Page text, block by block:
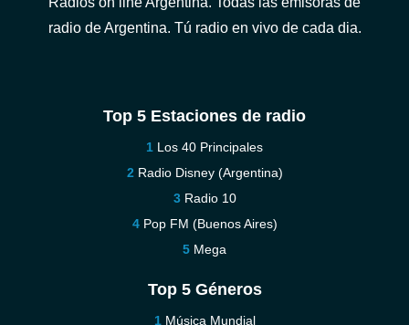
radio de Argentina. Tú radio en vivo de cada dia.
Top 5 Estaciones de radio
Los 40 Principales
Radio Disney (Argentina)
Radio 10
Pop FM (Buenos Aires)
Mega
Top 5 Géneros
Música Mundial